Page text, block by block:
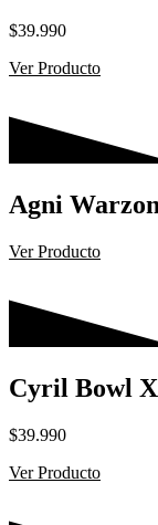
$39.990
Ver Producto
Agni
Ver Producto
Cyril Bowl X
$39.990
Ver Producto